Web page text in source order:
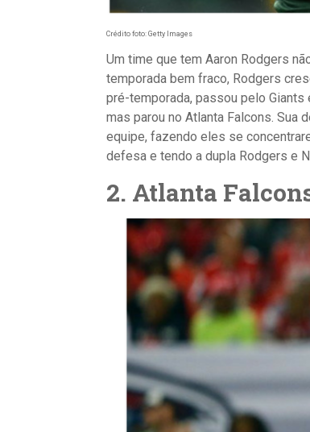
Crédito foto: Getty Images
Um time que tem Aaron Rodgers
temporada bem fraco, Rodgers
pré-temporada, passou pelo
mas parou no Atlanta Falcons. Sua
equipe, fazendo eles se
defesa e tendo a dupla Rodgers e
2. Atlanta